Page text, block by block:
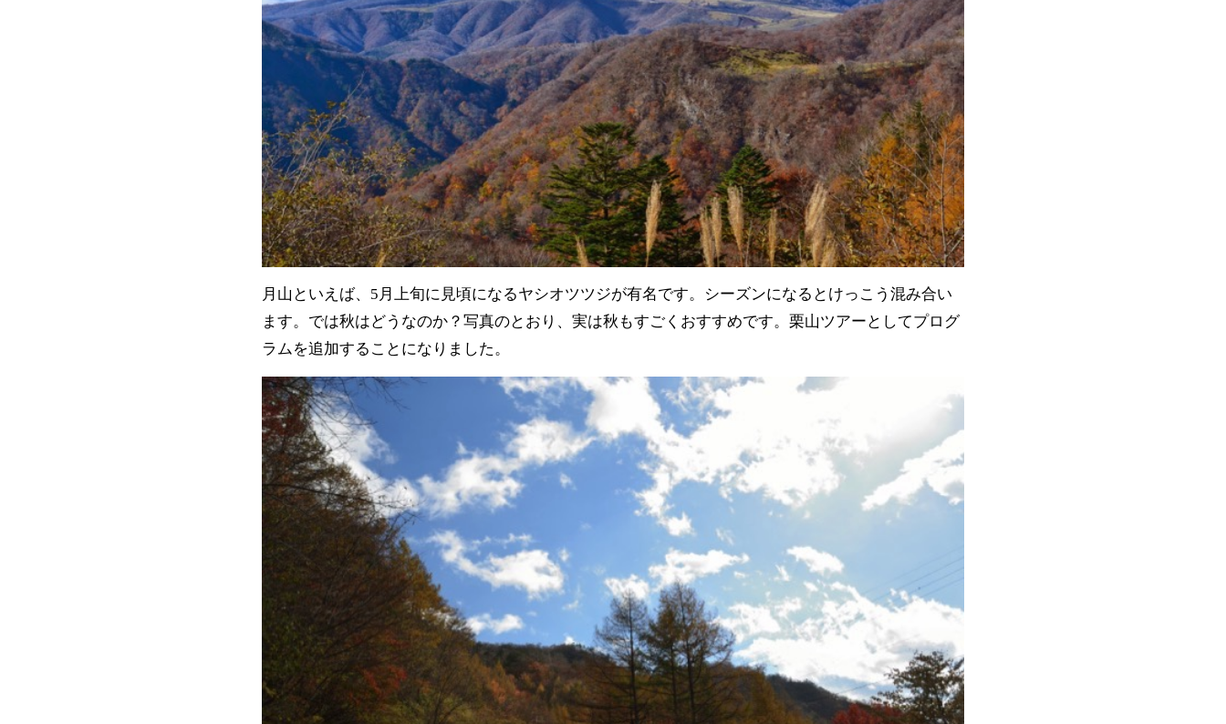
月山といえば、5月上旬に見頃になるヤシオツツジが有名です。シーズンになるとけっこう混み合い
ます。では秋はどうなのか？写真のとおり、実は秋もすごくおすすめです。栗山ツアーとしてプログ
ラムを追加することになりました。